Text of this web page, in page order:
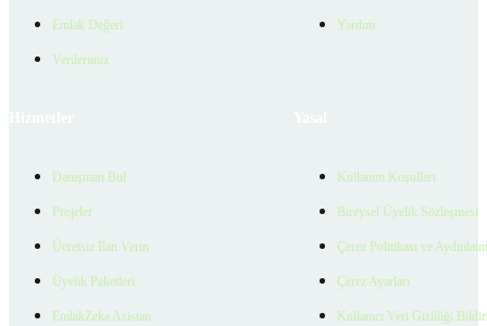
Emlak Değeri
Verilerimiz
Yardım
Danışman Bul
Projeler
Ücretsiz İlan Verin
Üyelik Paketleri
EmlakZeka Asistan
Kullanım Koşulları
Bireysel Üyelik Sözleşmesi
Çerez Politikası ve
Çerez Ayarları
Kullanıcı Veri Gizliliği